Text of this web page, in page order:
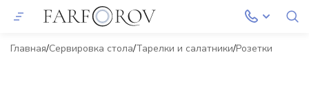
Главная Сервировка стола Тарелки и салатники Розетки